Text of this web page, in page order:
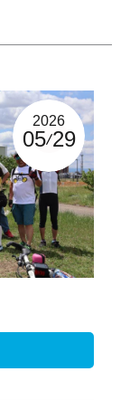
2026
05 29